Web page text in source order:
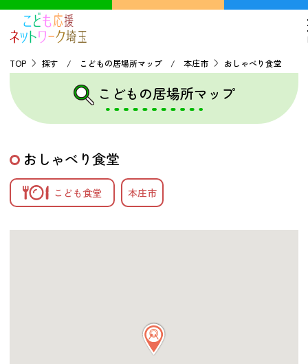
TOP
探す
こどもの居場所マップ
フードパントリーマップ
TOP 探す / こどもの居場所マップ / 本庄市 おしゃべり食堂
こどもの居場所マップ
おしゃべり食堂
こども食堂 本庄市